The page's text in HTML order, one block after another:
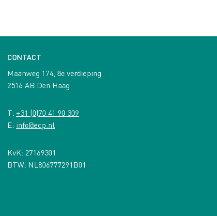
CONTACT
Maanweg 174, 8e verdieping
2516 AB Den Haag
T: +31 (0)70 41 90 309
E: info@ecp.nl
KvK: 27169301
BTW: NL806777291B01